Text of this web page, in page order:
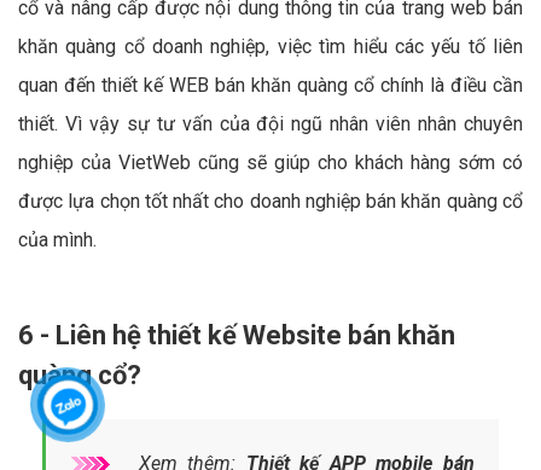
cổ và nâng cấp được nội dung thông tin của trang web bán
khăn quàng cổ doanh nghiệp, việc tìm hiểu các yếu tố liên
quan đến thiết kế WEB bán khăn quàng cổ chính là điều cần
thiết. Vì vậy sự tư vấn của đội ngũ nhân viên nhân chuyên
nghiệp của VietWeb cũng sẽ giúp cho khách hàng sớm có
được lựa chọn tốt nhất cho doanh nghiệp bán khăn quàng cổ
của mình.
6 - Liên hệ thiết kế Website bán khăn
quàng cổ?
Xem thêm: Thiết kế APP mobile bán